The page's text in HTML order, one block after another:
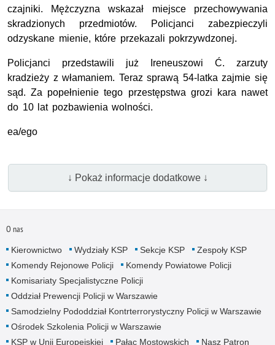
czajniki. Mężczyzna wskazał miejsce przechowywania
skradzionych przedmiotów. Policjanci zabezpieczyli
odzyskane mienie, które przekazali pokrzywdzonej.
Policjanci przedstawili już Ireneuszowi Ć. zarzuty
kradzieży z włamaniem. Teraz sprawą 54-latka zajmie się
sąd. Za popełnienie tego przestępstwa grozi kara nawet
do 10 lat pozbawienia wolności.
ea/ego
↓ Pokaż informacje dodatkowe ↓
O nas
Kierownictwo Wydziały KSP Sekcje KSP
Zespoły KSP
Komendy Rejonowe Policji
Komendy Powiatowe Policji
Komisariaty Specjalistyczne Policji
Oddział Prewencji Policji w Warszawie
Samodzielny Pododdział Kontrterrorystyczny Policji w Warszawie
Ośrodek Szkolenia Policji w Warszawie
KSP w Unii Europejskiej
Pałac Mostowskich Nasz Patron